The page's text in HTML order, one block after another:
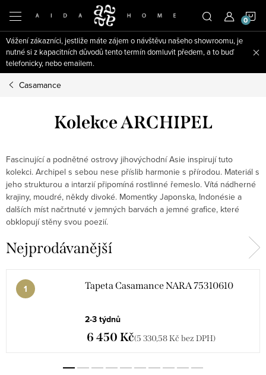
obsah
Vážení zákazníci, jestliže máte zájem o návštěvu našeho showroomu, je
nutné si z kapacitních důvodů tento termín domluvit předem, a to buď
telefonicky, nebo emailem.
Casamance
Kolekce ARCHIPEL
Fascinující a podnětné ostrovy jihovýchodní Asie inspirují tuto
kolekci. Archipel s sebou nese příslib harmonie s přírodou. Materiál s
jeho strukturou a intarzií připomíná rostlinné řemeslo. Vítá nádherné
krajiny, moudré, někdy divoké. Momentky Japonska, Indonésie a
dalších míst načrtnuté v jemných barvách a jemné grafice, které
obklopují stěny svou poezií.
Nejprodávanější
Tapeta Casamance NARA 75310610
2-3 týdnů
6 450 Kč(5 330,58 Kč bez DPH)